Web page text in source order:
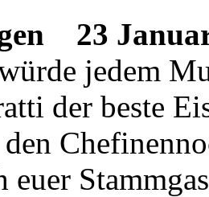
23
jedem
der beste
euer